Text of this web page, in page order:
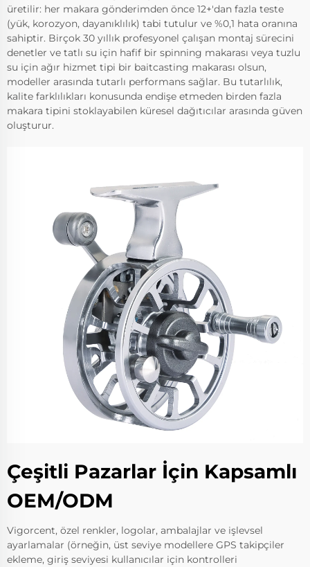
üretilir: her makara gönderimden önce 12+'dan fazla teste
(yük, korozyon, dayanıklılık) tabi tutulur ve %0,1 hata oranına
sahiptir. Birçok 30 yıllık profesyonel çalışan montaj sürecini
denetler ve tatlı su için hafif bir spinning makarası veya tuzlu
su için ağır hizmet tipi bir baitcasting makarası olsun,
modeller arasında tutarlı performans sağlar. Bu tutarlılık,
kalite farklılıkları konusunda endişe etmeden birden fazla
makara tipini stoklayabilen küresel dağıtıcılar arasında güven
oluşturur.
Çeşitli Pazarlar İçin Kapsamlı
OEM/ODM
Vigorcent, özel renkler, logolar, ambalajlar ve işlevsel
ayarlamalar (örneğin, üst seviye modellere GPS takipçiler
ekleme, giriş seviyesi kullanıcılar için kontrolleri